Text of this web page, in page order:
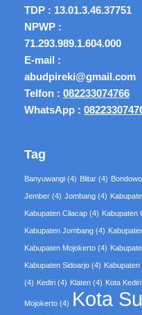
TDP : 13.01.3.46.37751
NPWP :
71.293.989.1.604.000
E-mail :
abudpireki@gmail.com
Telfon : 082233074766
WhatsApp :
Tag
Banyuwangi (4) Blitar (4)
Jember (4) Jombang (4)
Kabupaten Cilacap (4) Kabupaten
Kabupaten Jombang (4)
Kabupaten Mojokerto (4)
Kabupaten Sidoarjo (4)
(4) Kediri (4) Klaten (4) Kota Kediri
Mojokerto (4) Kota